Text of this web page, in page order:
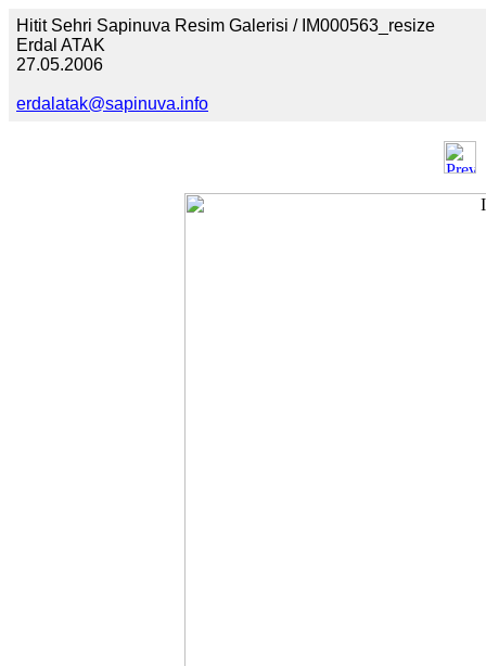
Hitit Sehri Sapinuva Resim Galerisi / IM000563_resize
Erdal ATAK
27.05.2006
erdalatak@sapinuva.info